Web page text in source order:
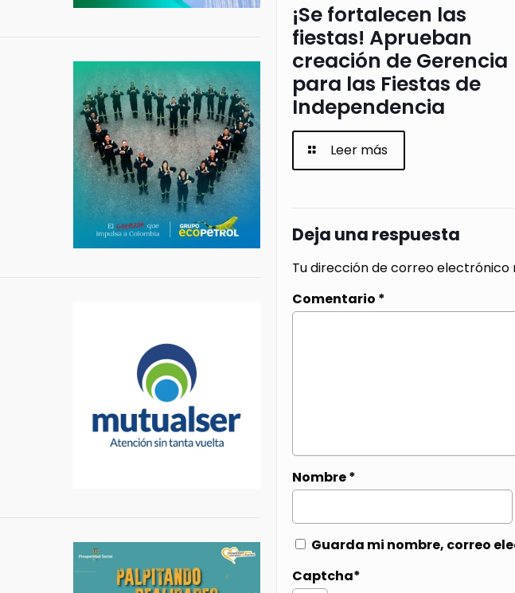
¡Se fortalecen las
fiestas! Aprueban
creación de Gerencia
para las Fiestas de
Independencia
Leer más
Deja una respuesta
Tu dirección de correo electrónico
Comentario *
Nombre*
Guarda mi nombre, correo
Captcha*